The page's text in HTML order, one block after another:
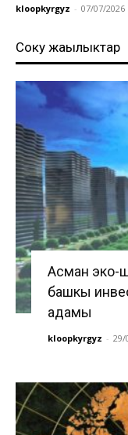
kloopkyrgyz - 07/07/2026
Соңку жаңылыктар
Асман эко-
башкы
адамы
kloopkyrgyz - 29/